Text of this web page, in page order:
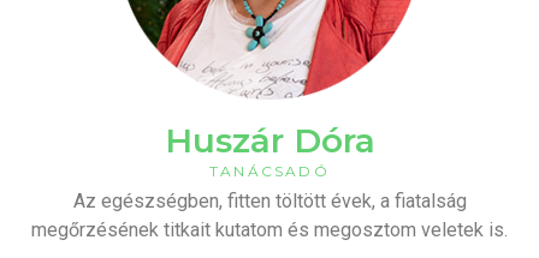
Huszár Dóra
TANÁCSADÓ
Az egészségben, fitten töltött évek, a fiatalság
megőrzésének titkait kutatom és megosztom veletek is.